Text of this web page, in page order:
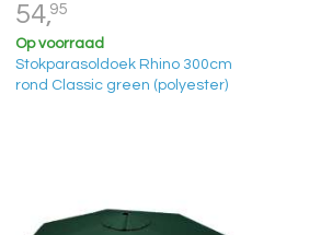
54,95
Op voorraad
Stokparasoldoek Rhino 300cm
rond Classic green (polyester)